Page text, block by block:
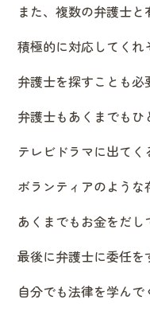
また、複数の弁護士と
積極的に対応してくれ
弁護士を探すことも必
弁護士もあくまでもひ
テレビドラマに出てく
ボランティアのような
あくまでもお金をだし
最後に弁護士に委任を
自分でも法律を学んで